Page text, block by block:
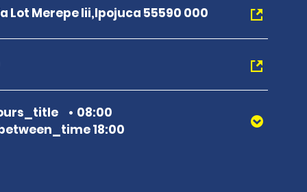
Lot Merepe Iii,Ipojuca 55590 000
08:00
18:00